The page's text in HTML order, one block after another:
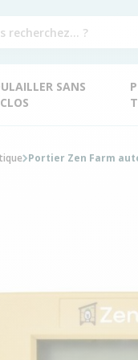
SANS
Portier Zen Farm